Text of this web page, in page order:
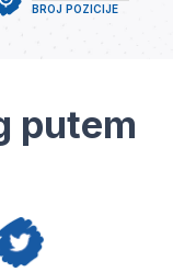
BROJ POZICIJE
putem